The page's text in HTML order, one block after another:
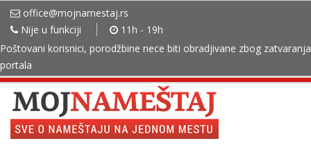
office@mojnamestaj.rs
Nije u funkciji
11h - 19h
Poštovani korisnici, porodžbine nece biti obradjivane zbog zatvaranja
portala